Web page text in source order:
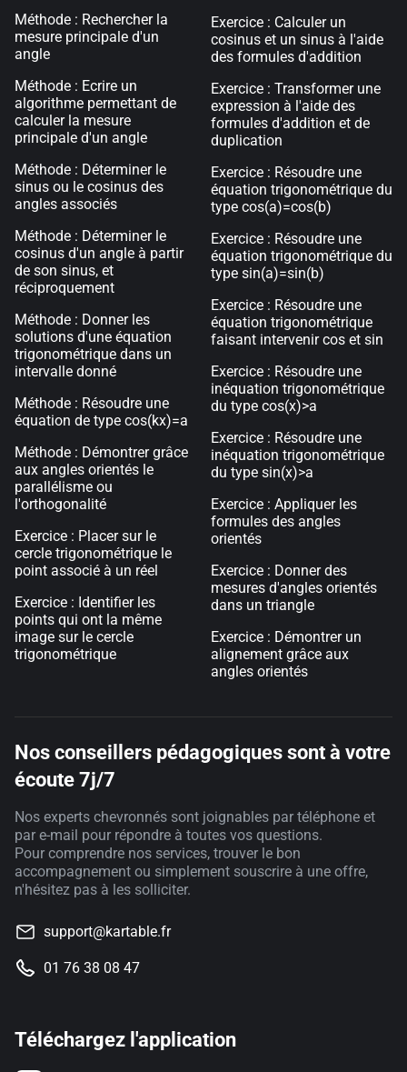
Méthode : Rechercher la
mesure principale d'un
angle
Méthode : Ecrire un
algorithme permettant de
calculer la mesure
principale d'un angle
Méthode : Déterminer le
sinus ou le cosinus des
angles associés
Méthode : Déterminer le
cosinus d'un angle à partir
de son sinus, et
réciproquement
Méthode : Donner les
solutions d'une équation
trigonométrique dans un
intervalle donné
Méthode : Résoudre une
équation de type cos(kx)=a
Méthode : Démontrer grâce
aux angles orientés le
parallélisme ou
l'orthogonalité
Exercice : Placer sur le
cercle trigonométrique le
point associé à un réel
Exercice : Identifier les
points qui ont la même
image sur le cercle
trigonométrique
Exercice : Calculer un
cosinus et un sinus à l'aide
des formules d'addition
Exercice : Transformer une
expression à l'aide des
formules d'addition et de
duplication
Exercice : Résoudre une
équation trigonométrique du
type cos(a)=cos(b)
Exercice : Résoudre une
équation trigonométrique du
type sin(a)=sin(b)
Exercice : Résoudre une
équation trigonométrique
faisant intervenir cos et sin
Exercice : Résoudre une
inéquation trigonométrique
du type cos(x)>a
Exercice : Résoudre une
inéquation trigonométrique
du type sin(x)>a
Exercice : Appliquer les
formules des angles
orientés
Exercice : Donner des
mesures d'angles orientés
dans un triangle
Exercice : Démontrer un
alignement grâce aux
angles orientés
Nos conseillers pédagogiques sont à votre
écoute 7j/7
Nos experts chevronnés sont joignables par téléphone et
par e-mail pour répondre à toutes vos questions.
Pour comprendre nos services, trouver le bon
accompagnement ou simplement souscrire à une offre,
n'hésitez pas à les solliciter.
support@kartable.fr
01 76 38 08 47
Téléchargez l'application